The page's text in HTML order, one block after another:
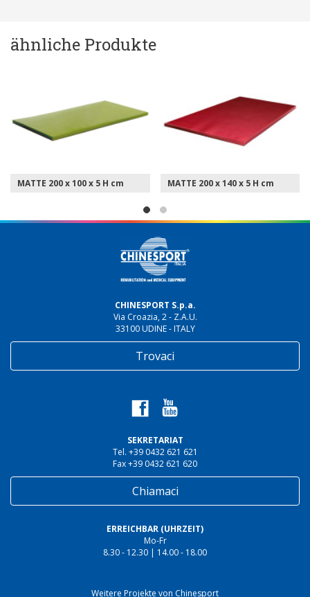
ähnliche Produkte
MATTE 200 x 100 x 5 H cm MATTE 200 x 140 x 5 H cm
CHINESPORT S.p.a.
Via Croazia, 2 - Z.A.U.
33100 UDINE - ITALY
Trovaci
SEKRETARIAT
Tel. +39 0432 621 621
Fax +39 0432 621 620
Chiamaci
ERREICHBAR (UHRZEIT)
Mo-Fr
8.30 - 12.30 | 14.00 - 18.00
Weitere Projekte von Chinesport